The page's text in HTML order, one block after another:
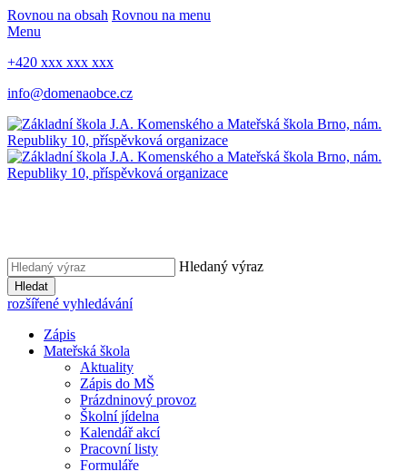
Rovnou na obsah Rovnou na menu
Menu
+420 xxx xxx xxx
info@domenaobce.cz
Hledaný výraz
Hledat
rozšířené vyhledávání
Zápis
Mateřská škola
Aktuality
Zápis do MŠ
Prázdninový provoz
Školní jídelna
Kalendář akcí
Pracovní listy
Formuláře